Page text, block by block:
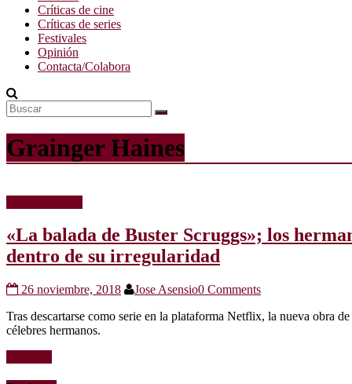
Críticas de cine
Críticas de series
Festivales
Opinión
Contacta/Colabora
Grainger Haines
«La balada de Buster Scruggs»; los
dentro de su irregularidad
26 noviembre, 2018 Jose Asensio0 Comments
Tras descartarse como serie en la plataforma Netflix, la nueva obra
célebres hermanos.